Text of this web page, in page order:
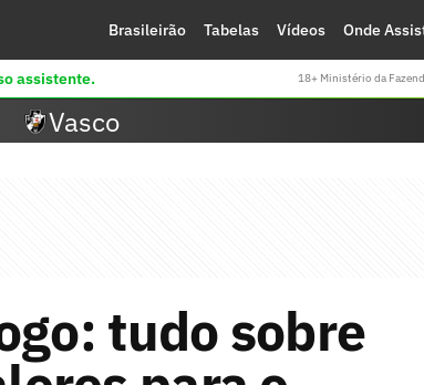
Brasileirão Tabelas Vídeos Onde
assistente. 18+ Ministério da
Vasco
tudo sobre